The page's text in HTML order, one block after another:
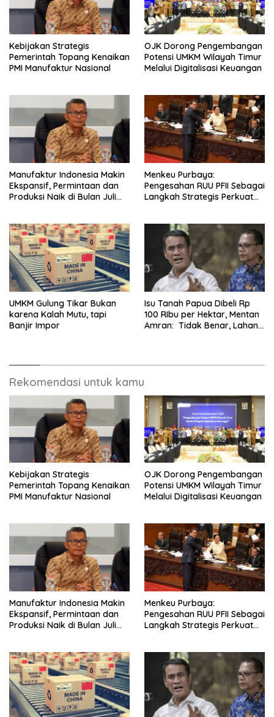
Kebijakan Strategis
Pemerintah Topang Kenaikan
PMI Manufaktur Nasional
OJK Dorong Pengembangan
Potensi UMKM Wilayah Timur
Melalui Digitalisasi Keuangan
Manufaktur Indonesia Makin
Ekspansif, Permintaan dan
Produksi Naik di Bulan Juli
Menkeu Purbaya:
Pengesahan RUU PFII Sebagai
Langkah Strategis Perkuat
UMKM Gulung Tikar Bukan
karena Kalah Mutu, tapi
Banjir Impor
Isu Tanah Papua Dibeli Rp
100 RIbu per Hektar, Mentan
Amran: Tidak Benar, Lahan
Rekomendasi untuk kamu
Kebijakan Strategis
Pemerintah Topang Kenaikan
PMI Manufaktur Nasional
OJK Dorong Pengembangan
Potensi UMKM Wilayah Timur
Melalui Digitalisasi Keuangan
Manufaktur Indonesia Makin
Ekspansif, Permintaan dan
Produksi Naik di Bulan Juli
Menkeu Purbaya:
Pengesahan RUU PFII Sebagai
Langkah Strategis Perkuat